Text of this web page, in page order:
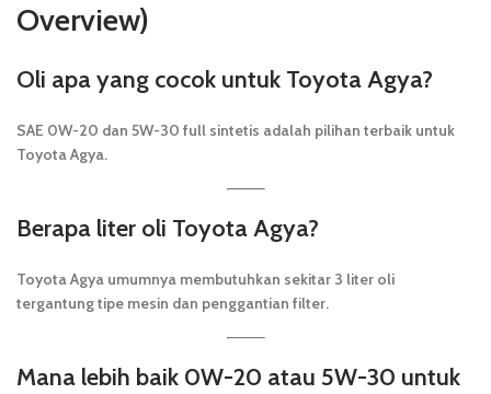
Overview)
Oli apa yang cocok untuk Toyota Agya?
SAE 0W-20 dan 5W-30 full sintetis adalah pilihan terbaik untuk
Toyota Agya.
Berapa liter oli Toyota Agya?
Toyota Agya umumnya membutuhkan sekitar 3 liter oli
tergantung tipe mesin dan penggantian filter.
Mana lebih baik 0W-20 atau 5W-30 untuk